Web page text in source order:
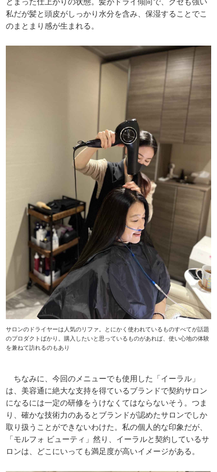
私だが髪と頭皮がしっかり水分を含み、保湿することでこ
のまとまり感が生まれる。
サロンのドライヤーは人気のリファ。とにかく使われているものすべてが話題
のプロダクトばかり。購入したいと思っているものがあれば、使い心地の体験
を兼ねて訪れるのもあり
ちなみに、今回のメニューでも使用した「イーラル」
は、美容通に絶大な支持を得ているブランドで契約サロン
になるには一定の研修をうけなくてはならないそう。つま
り、確かな技術力のあるとブランドが認めたサロンでしか
取り扱うことができないわけた。私の個人的な印象だが、
「モルフォ ビューティ」然り、イーラルと契約しているサ
ロンは、どこにいっても満足度が高いイメージがある。